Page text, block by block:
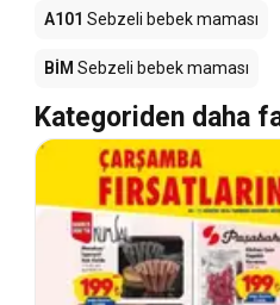
A101 Sebzeli bebek maması
BİM Sebzeli bebek maması
Kategoriden daha